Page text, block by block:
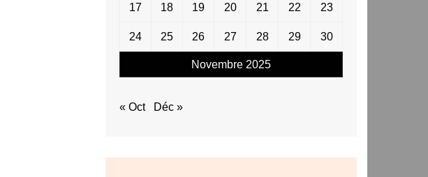
Novembre 2025
17 18 19 20 21 22 23
24 25 26 27 28 29 30
« Oct Déc »